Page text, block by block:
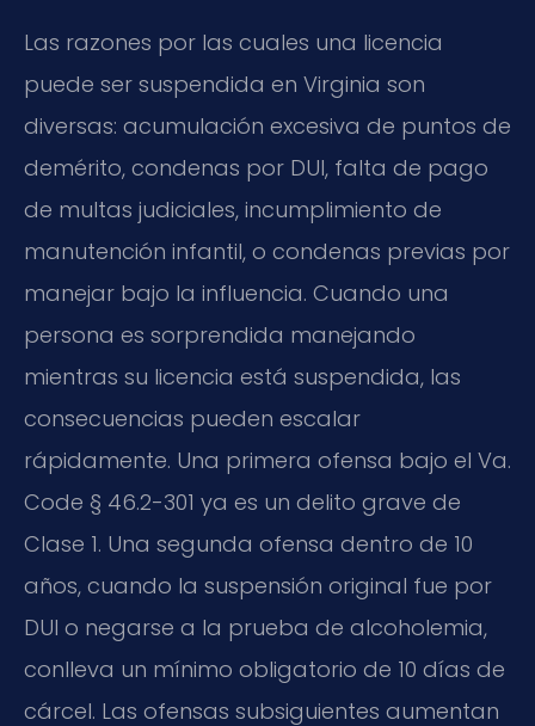
Las razones por las cuales una licencia
puede ser suspendida en Virginia son
diversas: acumulación excesiva de puntos de
demérito, condenas por DUI, falta de pago
de multas judiciales, incumplimiento de
manutención infantil, o condenas previas por
manejar bajo la influencia. Cuando una
persona es sorprendida manejando
mientras su licencia está suspendida, las
consecuencias pueden escalar
rápidamente. Una primera ofensa bajo el Va.
Code § 46.2-301 ya es un delito grave de
Clase 1. Una segunda ofensa dentro de 10
años, cuando la suspensión original fue por
DUI o negarse a la prueba de alcoholemia,
conlleva un mínimo obligatorio de 10 días de
cárcel. Las ofensas subsiguientes aumentan